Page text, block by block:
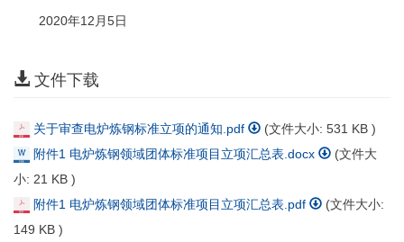
2020年12月5日
文件下载
关于审查电炉炼钢标准立项的通知.pdf (文件大小: 531 KB )
附件1 电炉炼钢领域团体标准项目立项汇总表.docx
(文件大
小: 21 KB )
附件1 电炉炼钢领域团体标准项目立项汇总表.pdf
(文件大小:
149 KB )